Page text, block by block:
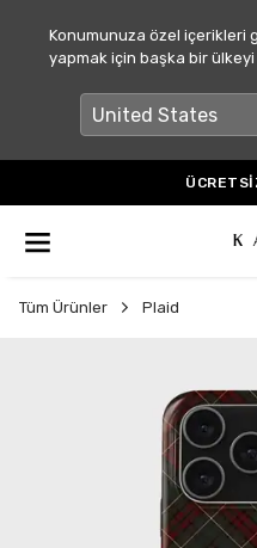
Konumunuza özel içerikleri
yapmak için başka bir
Tüm Ürünler Plaid